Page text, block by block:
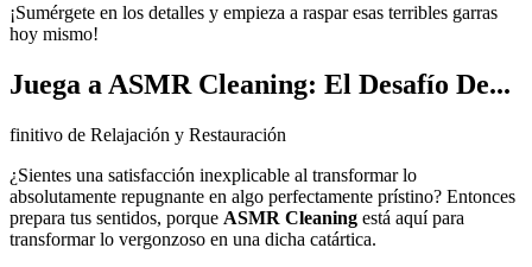
¡Sumérgete en los detalles y empieza a raspar esas terribles garras
hoy mismo!
Juega a ASMR Cleaning: El Desafío De...
finitivo de Relajación y Restauración
¿Sientes una satisfacción inexplicable al transformar lo
absolutamente repugnante en algo perfectamente prístino? Entonces
prepara tus sentidos, porque ASMR Cleaning está aquí para
transformar lo vergonzoso en una dicha catártica.